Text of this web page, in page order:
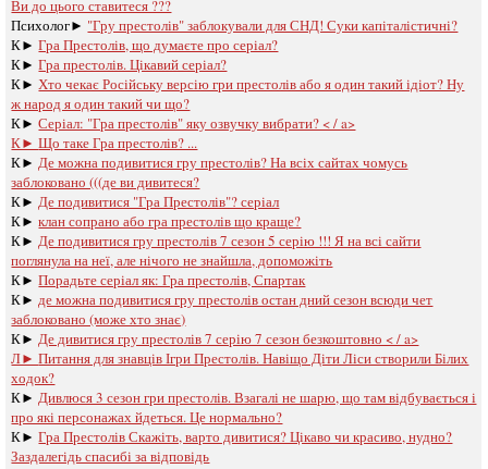
Ви до цього ставитеся ???
Психолог► "Гру престолів" заблокували для СНД! Суки капіталістичні?
К►Гра Престолів, що думаєте про серіал?
К►Гра престолів. Цікавий серіал?
К► Хто чекає Російську версію гри престолів або я один такий ідіот? Ну
ж народ я один такий чи що?
К►Серіал: "Гра престолів" яку озвучку вибрати? < / a>
К►Що таке Гра престолів? ...
К► Де можна подивитися гру престолів? На всіх сайтах чомусь
заблоковано (((де ви дивитеся?
К► Де подивитися "Гра Престолів"? серіал
К►клан сопрано або гра престолів що краще?
К► Де подивитися гру престолів 7 сезон 5 серію !!! Я на всі сайти
поглянула на неї, але нічого не знайшла, допоможіть
К►Порадьте серіал як: Гра престолів, Спартак
К► де можна подивитися гру престолів остан дний сезон всюди чет
заблоковано (може хто знає)
К► Де дивитися гру престолів 7 серію 7 сезон безкоштовно < / a>
Л►Питання для знавців Ігри Престолів. Навіщо Діти Ліси створили Білих
ходок?
К► Дивлюся 3 сезон гри престолів. Взагалі не шарю, що там відбувається і
про які персонажах йдеться. Це нормально?
К►Гра Престолів Скажіть, варто дивитися? Цікаво чи красиво, нудно?
Заздалегідь спасибі за відповідь